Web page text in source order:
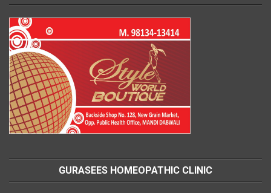
GURASEES HOMEOPATHIC CLINIC